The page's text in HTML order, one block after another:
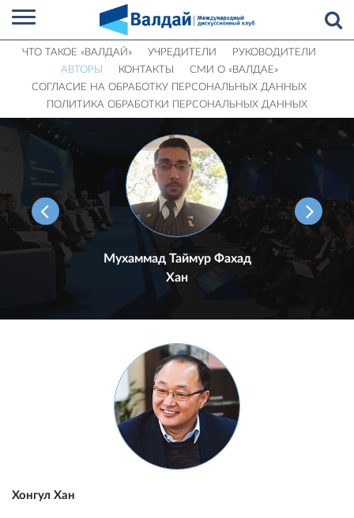
ЧТО ТАКОЕ «ВАЛДАЙ» УЧРЕДИТЕЛИ
РУКОВОДИТЕЛИ
АВТОРЫ
КОНТАКТЫ
СМИ О «ВАЛДАЕ»
СОГЛАСИЕ НА ОБРАБОТКУ ПЕРСОНАЛЬНЫХ ДАННЫХ
ПОЛИТИКА ОБРАБОТКИ ПЕРСОНАЛЬНЫХ ДАННЫХ
Мухаммад Таймур Фахад
Хан
Хонгул Хан